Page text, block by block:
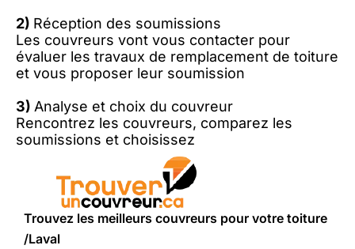
2) Réception des soumissions
Les couvreurs vont vous contacter pour
évaluer les travaux de remplacement de toiture
et vous proposer leur soumission
3) Analyse et choix du couvreur
Rencontrez les couvreurs, comparez les
soumissions et choisissez
Trouvez les meilleurs couvreurs pour votre toiture
/Laval